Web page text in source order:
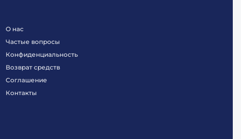
О нас
Частые вопросы
Конфиденциальность
Возврат средств
Соглашение
Контакты